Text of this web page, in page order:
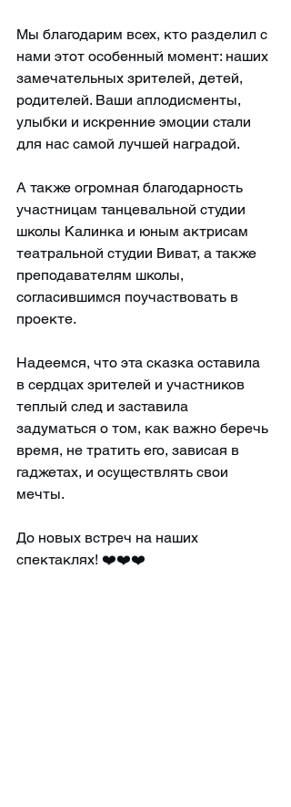
Мы благодарим всех, кто разделил с
нами этот особенный момент: наших
замечательных зрителей, детей,
родителей. Ваши аплодисменты,
улыбки и искренние эмоции стали
для нас самой лучшей наградой.
А также огромная благодарность
участницам танцевальной студии
школы Калинка и юным актрисам
театральной студии Виват, а также
преподавателям школы,
согласившимся поучаствовать в
проекте.
Надеемся, что эта сказка оставила
в сердцах зрителей и участников
теплый след и заставила
задуматься о том, как важно беречь
время, не тратить его, зависая в
гаджетах, и осуществлять свои
мечты.
До новых встреч на наших
спектаклях! ❤️❤️❤️